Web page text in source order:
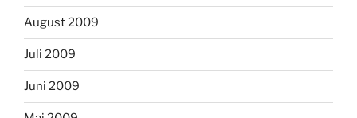
August 2009
Juli 2009
Juni 2009